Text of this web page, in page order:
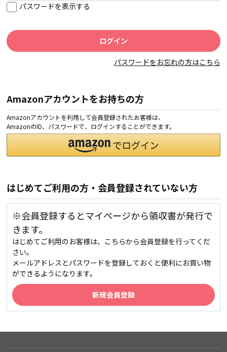
パスワードを表示する
パスワードをお忘れの方はこちら
Amazonアカウントをお持ちの方
Amazonアカウントを利用して会員登録されたお客様は、
AmazonのID、パスワードで、ログインすることができます。
はじめてご利用の方・会員登録されていない方
※会員登録するとマイページから領収書が発行で
きます。
はじめてご利用のお客様は、こちらから会員登録を行ってくだ
さい。
メールアドレスとパスワードを登録しておくと便利にお買い物
ができるようになります。